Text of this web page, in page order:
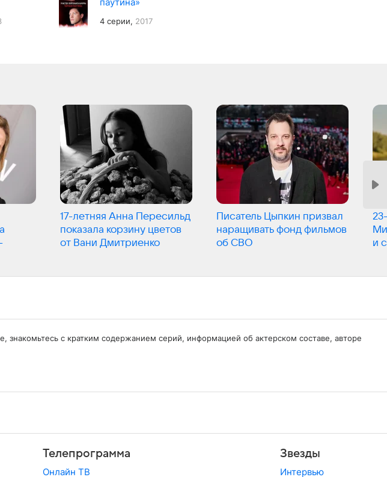
паутина»
4 серии, 2017
17-летняя Анна Пересильд
показала корзину цветов
от Вани Дмитриенко
Писатель Цыпкин призвал
наращивать фонд фильмов
об СВО
и
знакомьтесь с кратким содержанием серий, информацией об актерском составе, авторе
Телепрограмма
Онлайн ТВ
Звезды
Интервью